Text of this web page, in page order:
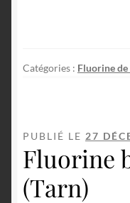
Catégories : Fluorine de
PUBLIÉ LE 27
Fluorine
(Tarn)